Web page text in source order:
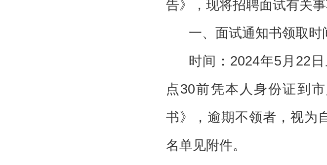
告》，现将招聘面试有关事
一、面试通知书领取时
时间：2024年5月22
点30前凭本人身份证到
书》，逾期不领者，视为
名单见附件。